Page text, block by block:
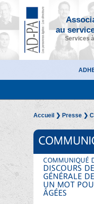
au
Services
Accueil ❯ Presse❯
COMMUNIQUÉ
DISCOURS
GÉNÉRALE
UN MOT
ÂGÉES